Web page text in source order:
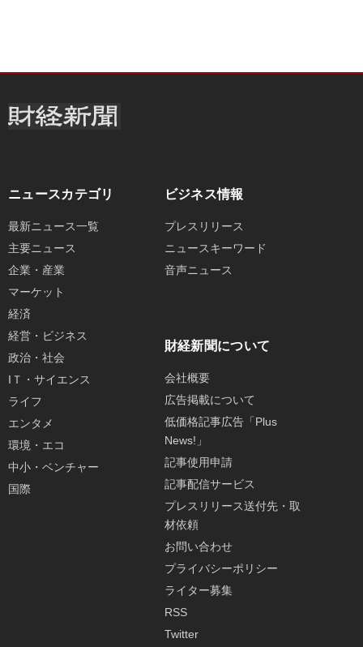
ニュースカテゴリ
最新ニュース一覧
主要ニュース
企業・産業
マーケット
経済
経営・ビジネス
政治・社会
IＴ・サイエンス
ライフ
エンタメ
環境・エコ
中小・ベンチャー
国際
ビジネス情報
プレスリリース
ニュースキーワード
音声ニュース
財経新聞について
会社概要
広告掲載について
低価格記事広告「Plus
News!」
記事使用申請
記事配信サービス
プレスリリース送付先・取
材依頼
お問い合わせ
プライバシーポリシー
ライター募集
RSS
Twitter